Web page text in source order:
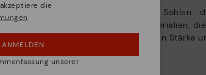
Die Sohlen
Materialien,
sie an Stärke
VERSEHEN, ICH BLEIBE IN
DIE WEBSITE VON
BESUCHEN
die
ANMELDEN
unserer